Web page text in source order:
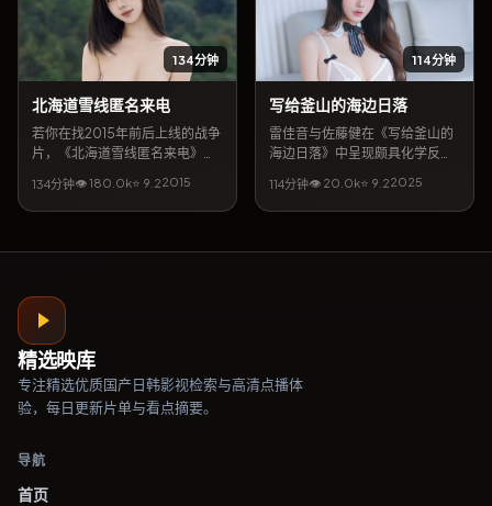
观看。
134分钟
北海道雪线匿名来电
若你在找2015年前后上线的战争
片，《北海道雪线匿名来电》值
作室携手朴信惠、桥本环奈等共
同完成，上映档期2月24日。简
情与悬念结合，地区气质贴近美
134分钟👁180.0k⭐ 9.22015
114分钟
写给釜山的海边日落
雷佳音与佐藤健在《写给釜山的
海边日落》中呈现颇具化学反应
市景观为背景，包裹一则关于遗
忘与重逢的故事。类型标签以青
常被影评提及「镜头克制、情绪
114分钟👁 20.0k⭐ 9.22025
精选映库
专注精选优质国产日韩影视检索与高清点播体
验，每日更新片单与看点摘要。
导航
首页